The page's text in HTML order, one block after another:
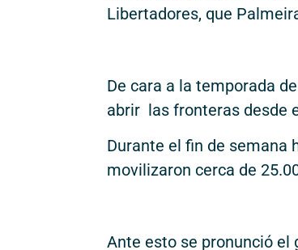
Libertadores, que
De cara a la temporada
abrir las fronteras desde
Durante el fin de semana
movilizaron cerca de
Ante esto se pronunció el